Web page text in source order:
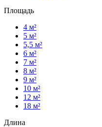
Площадь
4 м²
5 м²
5,5 м²
6 м²
7 м²
8 м²
9 м²
10 м²
12 м²
18 м²
Длина